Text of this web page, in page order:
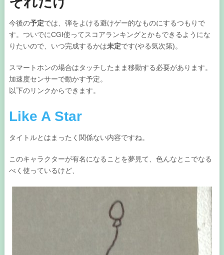
今後の予定では、弾をよける避けゲー的なものにするつもりで
す。ついでにCGI使ってスコアランキングとかもできるようにな
りたいので、いつ完成するかは未定です(やる気次第)。
スマートホンの場合はタッチしたまま移動する必要があります。
加速度センサーで動かす予定。
以下のリンクからできます。
Like A Star
タイトルとはまったく関係ない内容ですね。
このキャラクターが有名になることを夢見て、色んなとこでなる
べく使っているけど、